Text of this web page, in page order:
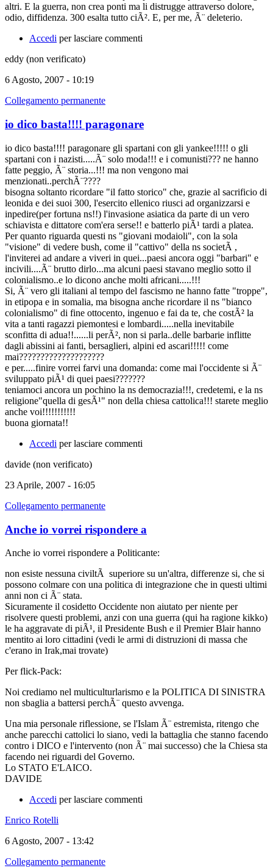
altri. E la guerra, non crea ponti ma li distrugge attraverso dolore,
odio, diffidenza. 300 esalta tutto ciÃ². E, per me, Ã¨ deleterio.
Accedi per lasciare commenti
eddy (non verificato)
6 Agosto, 2007 - 10:19
Collegamento permanente
io dico basta!!!! paragonare
io dico basta!!!! paragonare gli spartani con gli yankee!!!!! o gli
spartani con i nazisti.....Ã¨ solo moda!!! e i comunisti??? ne hanno
fatte peggio, Ã¨ storia...!!! ma non vengono mai
menzionati..perchÃ¨????
bisogna soltanto ricordare "il fatto storico" che, grazie al sacrificio di
leonida e dei suoi 300, l'esercito ellenico riusci ad organizzarsi e
inpedire(per fortuna ns!!) l'invasione asiatica da parte di un vero
schiavista e dittatore com'era serse!! e batterlo piÃ¹ tardi a platea.
Per quanto riguarda questi ns "giovani modaioli", con la sola
"visione" di vedere bush, come il "cattivo" della ns societÃ ,
l'inviterei ad andare a viveri in quei...paesi ancora oggi "barbari" e
incivili....Ã¨ brutto dirlo...ma alcuni paesi stavano meglio sotto il
colonialismo..e lo dicono anche molti africani.....!!!
Si, Ã¨ vero gli italiani al tempo del fascismo ne hanno fatte "troppe",
in etipopa e in somalia, ma bisogna anche ricordare il ns "bianco
colonialismo" di fine ottocento, ingenuo e fai da te, che costÃ² la
vita a tanti ragazzi piemontesi e lombardi.....nella inevitabile
sconfitta di adua!!......li perÃ², non si parla..delle barbarie inflitte
dagli abissini ai fanti, bersaglieri, alpini ed ascari!!!!! come
mai????????????????????
e per.....finire vorrei farvi una domanda: come mai l'occidente si Ã¨
sviluppato piÃ¹ di quei paesi???????
teniamoci ancora un pochino la ns democrazia!!!, credetemi, e la ns
religione"quella di gesÃ¹" non della chiesa cattolica!!! starete meglio
anche voi!!!!!!!!!!!
buona giornata!!
Accedi per lasciare commenti
davide (non verificato)
23 Aprile, 2007 - 16:05
Collegamento permanente
Anche io vorrei rispondere a
Anche io vorrei rispondere a Politicante:
non esiste nessuna civiltÃ superiore su un'altra, differenze si, che si
possono colmare con una politica di integrazione che in questi ultimi
anni non ci Ã¨ stata.
Sicuramente il cosidetto Occidente non aiutato per niente per
risolvere questi problemi, anzi con una guerra (qui ha ragione kikko)
le ha aggravate di piÃ¹, il Presidente Bush e il Premier Blair hanno
mentito ai loro cittadini (vedi le armi di distruzioni di massa che
c'erano in Irak,mai trovate)
Per flick-Pack:
Noi crediamo nel multiculturlarismo e la POLITICA DI SINISTRA
non sbaglia a battersi perchÃ¨ questo avvenga.
Una mia personale riflessione, se l'Islam Ã¨ estremista, ritengo che
anche parecchi cattolici lo siano, vedi la battaglia che stanno facendo
contro i DICO e l'intervento (non Ã¨ mai successo) che la Chiesa sta
facendo nei riguardi del Governo.
Lo STATO E'LAICO.
DAVIDE
Accedi per lasciare commenti
Enrico Rotelli
6 Agosto, 2007 - 13:42
Collegamento permanente